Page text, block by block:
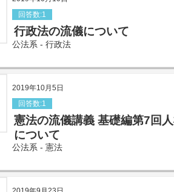
回答数:1
行政法の流儀について
公法系 - 行政法
2019年10月5日
回答数:1
憲法の流儀講義 基礎編第7回
について
公法系 - 憲法